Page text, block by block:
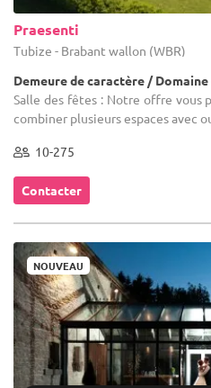
Praesenti
Tubize - Brabant wallon (WBR)
Demeure de caractère / Domaine
Salle des fêtes : Notre offre vous
combiner plusieurs espaces avec
10-275
Contacter
NOUVEAU